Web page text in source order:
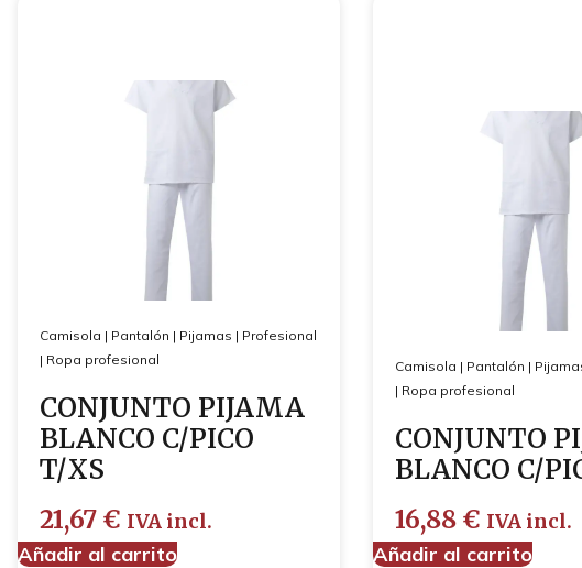
Camisola | Pantalón | Pijamas | Profesional
| Ropa profesional
CONJUNTO PIJAMA
BLANCO C/PICO
T/XS
21,67 € IVA incl.
Añadir al carrito
Camisola | Pantalón |
| Ropa profesional
CONJUNTO
BLANCO C/
16,88 € IVA incl.
Añadir al carrito